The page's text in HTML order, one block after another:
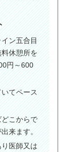
ン五合目
休憩所を
円～600
てペース
こからで
来ます。
医師又は